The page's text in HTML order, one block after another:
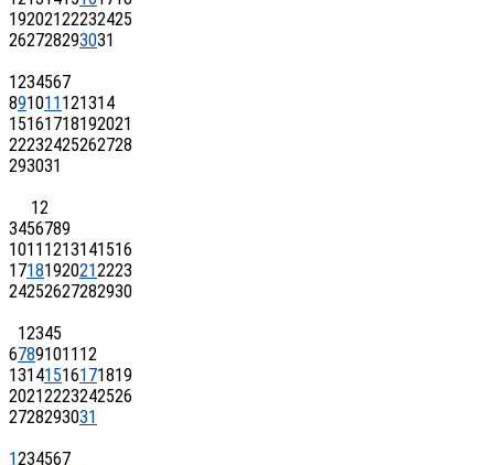
19202122232425
262728293031
1234567
891011 121314
15161718192021
22232425262728
293031
12
3456789
1011 1213141516
17181920212223
24252627282930
12345
67891011 12
13141516171819
20212223242526
2728293031
1234567